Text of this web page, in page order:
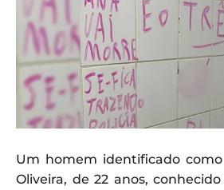
Um homem identificado
Oliveira, de 22 anos,